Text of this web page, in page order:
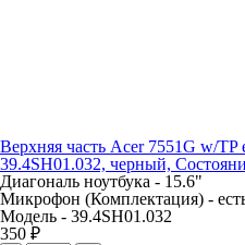
Верхняя часть Acer 7551G w/TP
39.4SH01.032, черный,
Диагональ ноутбука - 15.6"
Микрофон (Комплектация) -
Модель - 39.4SH01.032
350 ₽